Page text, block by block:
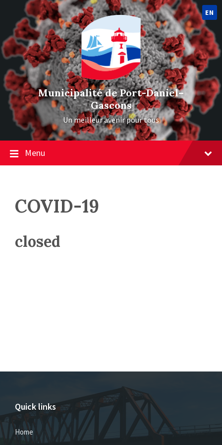
EN
Municipalité de Port-Daniel–
Gascons
Un meilleur avenir pour tous
Menu
COVID-19
closed
Quick links
Home